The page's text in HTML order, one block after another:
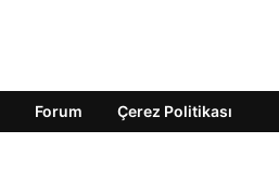
Forum Çerez Politikası